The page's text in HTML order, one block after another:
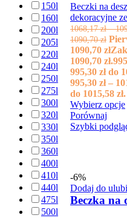
150l
160l
200l
205l
220l
240l
250l
275l
300l
320l
330l
350l
360l
400l
410l
440l
475l
500l
Beczki na
dekoracyjne
1068,17zł –
1090,70 zł
1090,70
1090,70 zł.
995,30 zł do
995,30 zł –
do 1015,58 zł.
Wybierz opcje
Porównaj
Szybki
-6%
Dodaj do
Beczka na